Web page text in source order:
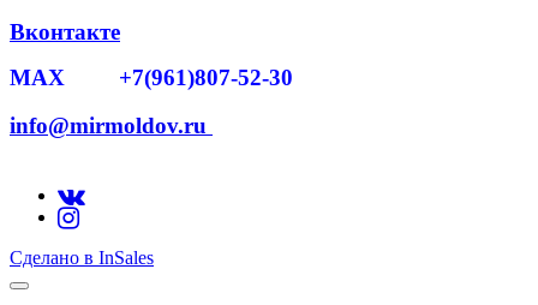
Вконтакте
MAX +7(961)807-52-30
info@mirmoldov.ru
Сделано в InSales